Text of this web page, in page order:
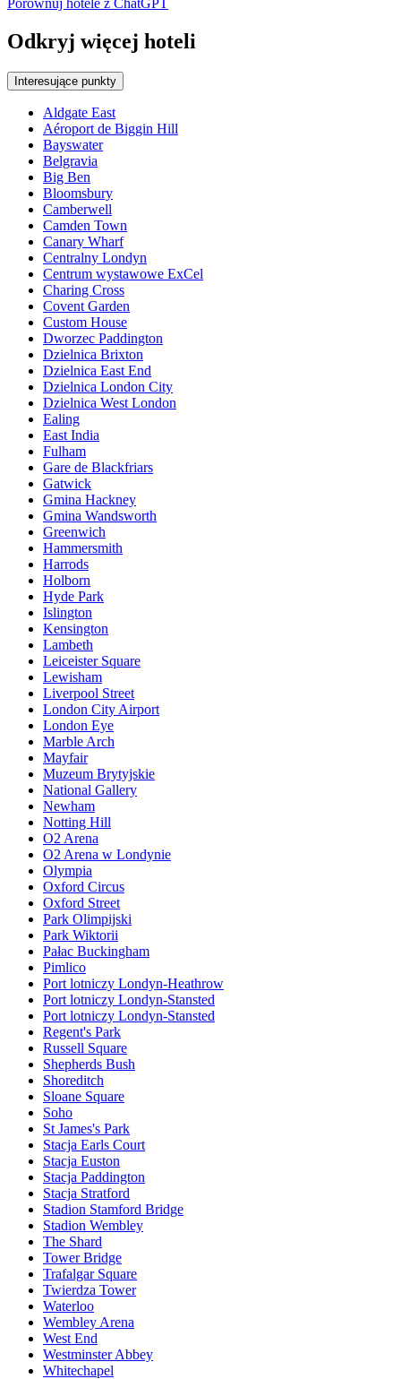
Porównuj hotele z ChatGPT
Odkryj więcej hoteli
Interesujące punkty
Aldgate East
Aéroport de Biggin Hill
Bayswater
Belgravia
Big Ben
Bloomsbury
Camberwell
Camden Town
Canary Wharf
Centralny Londyn
Centrum wystawowe ExCel
Charing Cross
Covent Garden
Custom House
Dworzec Paddington
Dzielnica Brixton
Dzielnica East End
Dzielnica London City
Dzielnica West London
Ealing
East India
Fulham
Gare de Blackfriars
Gatwick
Gmina Hackney
Gmina Wandsworth
Greenwich
Hammersmith
Harrods
Holborn
Hyde Park
Islington
Kensington
Lambeth
Leiceister Square
Lewisham
Liverpool Street
London City Airport
London Eye
Marble Arch
Mayfair
Muzeum Brytyjskie
National Gallery
Newham
Notting Hill
O2 Arena
O2 Arena w Londynie
Olympia
Oxford Circus
Oxford Street
Park Olimpijski
Park Wiktorii
Pałac Buckingham
Pimlico
Port lotniczy Londyn-Heathrow
Port lotniczy Londyn-Stansted
Port lotniczy Londyn-Stansted
Regent's Park
Russell Square
Shepherds Bush
Shoreditch
Sloane Square
Soho
St James's Park
Stacja Earls Court
Stacja Euston
Stacja Paddington
Stacja Stratford
Stadion Stamford Bridge
Stadion Wembley
The Shard
Tower Bridge
Trafalgar Square
Twierdza Tower
Waterloo
Wembley Arena
West End
Westminster Abbey
Whitechapel